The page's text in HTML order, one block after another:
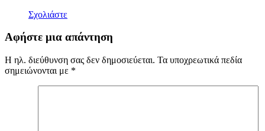
Σχολιάστε
Αφήστε μια απάντηση
Η ηλ. διεύθυνση σας δεν δημοσιεύεται. Τα υποχρεωτικά πεδία
σημειώνονται με *